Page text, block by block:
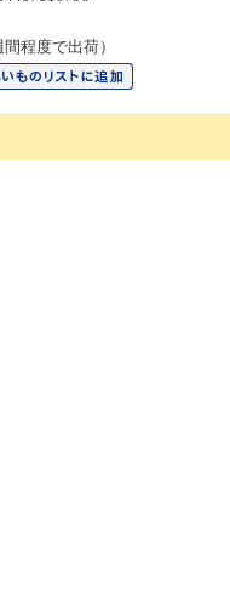
程度で出荷）